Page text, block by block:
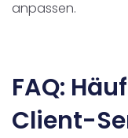
anpassen.
FAQ:
Client-